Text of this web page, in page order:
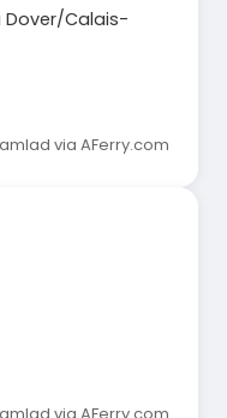
Dover/Calais-
via AFerry.com
via AFerry.com